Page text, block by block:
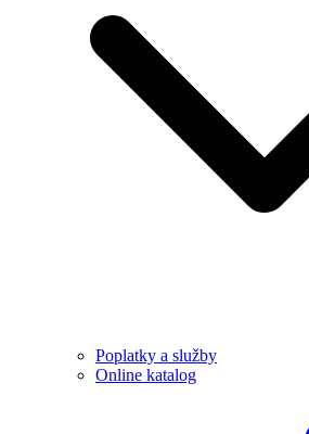
Poplatky a služby
Online katalog